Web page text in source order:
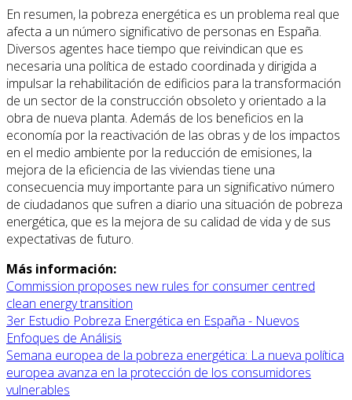
En resumen, la pobreza energética es un problema real que
afecta a un número significativo de personas en España.
Diversos agentes hace tiempo que reivindican que es
necesaria una política de estado coordinada y dirigida a
impulsar la rehabilitación de edificios para la transformación
de un sector de la construcción obsoleto y orientado a la
obra de nueva planta. Además de los beneficios en la
economía por la reactivación de las obras y de los impactos
en el medio ambiente por la reducción de emisiones, la
mejora de la eficiencia de las viviendas tiene una
consecuencia muy importante para un significativo número
de ciudadanos que sufren a diario una situación de pobreza
energética, que es la mejora de su calidad de vida y de sus
expectativas de futuro.
Más información:
Commission proposes new rules for consumer centred
clean energy transition
3er Estudio Pobreza Energética en España - Nuevos
Enfoques de Análisis
Semana europea de la pobreza energética: La nueva política
europea avanza en la protección de los consumidores
vulnerables